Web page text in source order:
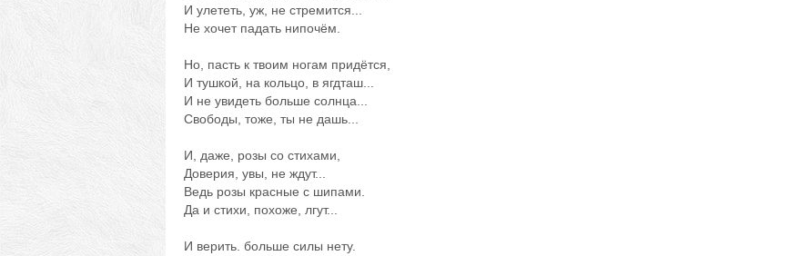
И улететь, уж, не стремится...
Не хочет падать нипочём.
Но, пасть к твоим ногам придётся,
И тушкой, на кольцо, в ягдташ...
И не увидеть больше солнца...
Свободы, тоже, ты не дашь...
И, даже, розы со стихами,
Доверия, увы, не ждут...
Ведь розы красные с шипами.
Да и стихи, похоже, лгут...
И верить. больше силы нету.